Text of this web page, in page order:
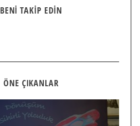
BENI TAKIP EDIN
ÖNE ÇIKANLAR